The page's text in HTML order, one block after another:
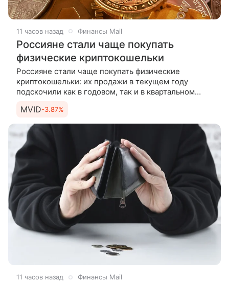
11 часов назад Финансы Mail
Россияне стали чаще покупать
физические криптокошельки
Россияне стали чаще покупать физические
криптокошельки: их продажи в текущем году
подскочили как в годовом, так и в квартальном
маркетплейсах. Холодный
MVID-3.87%
11 часов назад Финансы Mail